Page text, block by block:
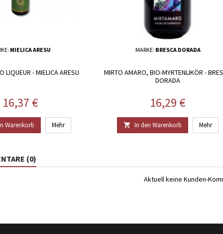
MIELICA ARESU
LIQUEUR - MIELICA ARESU
Preis
16,37 €
Warenkorb Mehr
MARKE: BRESCA DORADA
MIRTO AMARO, BIO-MYRTENLIKÖR -
DORADA
Preis
16,29 €
 In den Warenkorb Mehr
(0)
Aktuell keine Kunden-